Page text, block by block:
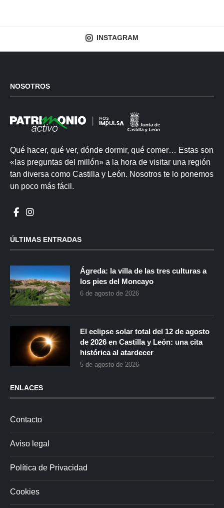
INSTAGRAM
NOSOTROS
Qué hacer, qué ver, dónde dormir, qué comer… Estas son
«las preguntas del millón» a la hora de visitar una región
tan diversa como Castilla y León. Nosotros te lo ponemos
un poco más fácil.
ÚLTIMAS ENTRADAS
Ágreda: la villa de las tres culturas a
los pies del Moncayo
6 de agosto de 2026
El eclipse solar total del 12 de agosto
de 2026 en Castilla y León: una cita
histórica al atardecer
5 de agosto de 2026
ENLACES
Contacto
Aviso legal
Política de Privacidad
Cookies